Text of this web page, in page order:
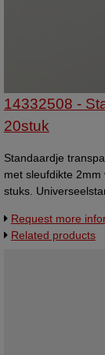
14332508 -
20stuk
Standaardje
met sleufdikte
stuks.
Request more
Related products